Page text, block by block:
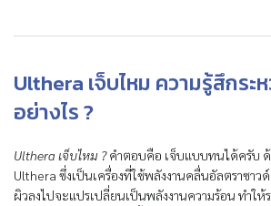
Ulthera เจ็บไหม ความรู้สึกระ
อย่างไร ?
Ulthera เจ็บไหม ?คำตอบคือ เจ็บแบบทนได้ครับ ด้
Ulthera ซึ่งเป็นเครื่องที่ใช้พลังงานคลื่นอัลตราซาว
ผิวลงไปจะแปรเปลี่ยนเป็นพลังงานความร้อน ทำให้